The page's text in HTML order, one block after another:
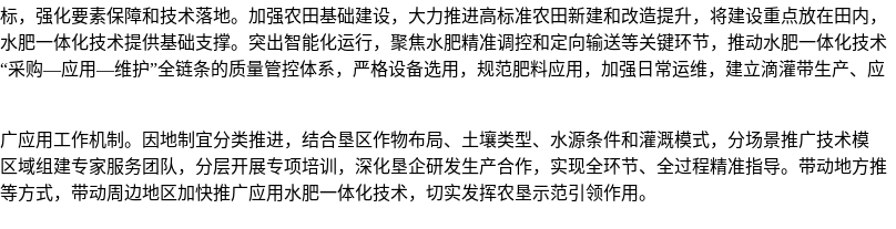
化要素保障和技术落地。加强农田基础建设，大力推进高标准农田新建和改造提升，将建设重点放在田内，
肥一体化技术提供基础支撑。突出智能化运行，聚焦水肥精准调控和定向输送等关键环节，推动水肥一体化技术
购—应用—维护”全链条的质量管控体系，严格设备选用，规范肥料应用，加强日常运维，建立滴灌带生产、应
用工作机制。因地制宜分类推进，结合垦区作物布局、土壤类型、水源条件和灌溉模式，分场景推广技术模
组建专家服务团队，分层开展专项培训，深化垦企研发生产合作，实现全环节、全过程精准指导。带动地方推
式，带动周边地区加快推广应用水肥一体化技术，切实发挥农垦示范引领作用。